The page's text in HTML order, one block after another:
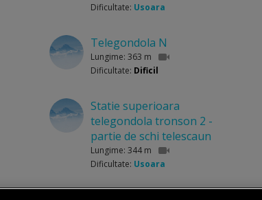
Dificultate: Usoara
Telegondola N
Lungime: 363 m
Dificultate: Dificil
Statie superioara
telegondola tronson 2 -
partie de schi telescaun
Lungime: 344 m
Dificultate: Usoara